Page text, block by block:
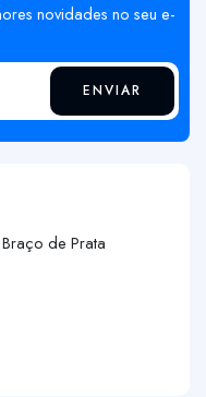
novidades no seu e-
ENVIAR
de Prata